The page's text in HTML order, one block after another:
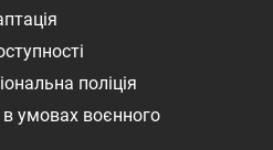
поліція
умовах воєнного